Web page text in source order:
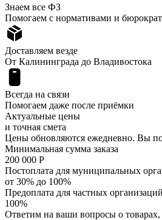
Знаем все ФЗ
Помогаем с нормативами и
Доставляем везде
От Калининграда до Владивостока
Всегда на связи
Помогаем даже после приёмки
Актуальные цены
и точная смета
Цены обновляются ежедневно. Вы
Минимальная сумма заказа
200 000 Р
Постоплата для муниципальных
от 30% до 100%
Предоплата для частных организаций
100%
Ответим на ваши вопросы о товарах,